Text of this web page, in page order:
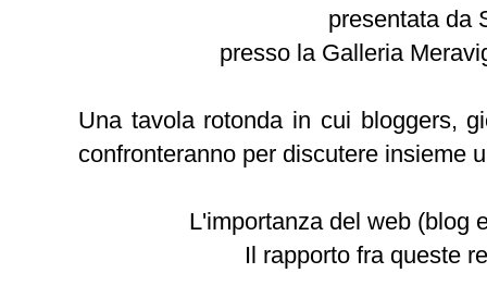
presentata da
presso la Galleria
Una tavola rotonda in cui bloggers,
confronteranno per discutere insieme
L'importanza del web (blog
Il rapporto fra queste